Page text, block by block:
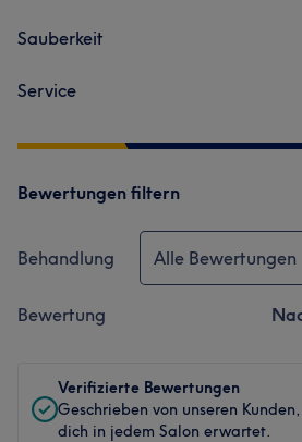
Sauberkeit
Service
Bewertungen filtern
Behandlung Alle Bewertungen
Bewertung
Verifizierte Bewertungen
Geschrieben von unseren
dich in jedem Salon erwartet.